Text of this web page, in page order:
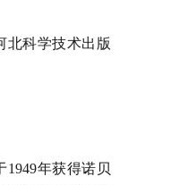
北科学技术出版
1949年获得诺贝